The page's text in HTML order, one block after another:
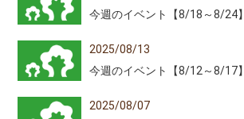
今週のイベント【8/18～8/24】
2025/08/13
今週のイベント【8/12～8/17】
2025/08/07